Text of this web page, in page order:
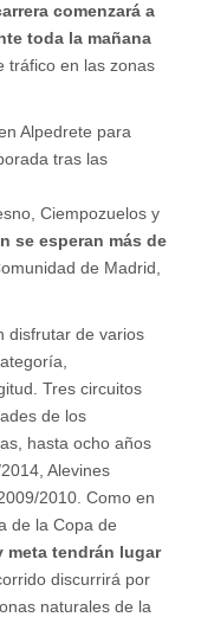
comenzará a
toda la mañana
tráfico en las zonas
Alpedrete para
tras las
Ciempozuelos y
se esperan más de
de Madrid,
disfrutar de varios
Tres circuitos
de los
hasta ocho años
Alevines
2010. Como en
de la Copa de
meta tendrán lugar
discurrirá por
naturales de la